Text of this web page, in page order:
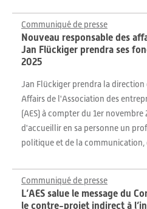
Communiqué de presse
Nouveau responsable des
Jan Flückiger prendra ses
2025
Jan Flückiger prendra la
Affairs de l'Association des
(AES) à compter du 1er novembre
d'accueillir en sa personne un
politique et de la communication,
Communiqué de presse
L’AES salue le message du
le contre-projet indirect à